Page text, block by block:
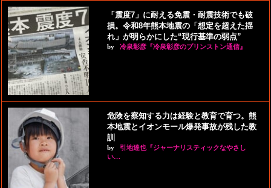
「震度7」に耐える免震・耐震技術でも破
損。令和8年熊本地震の「想定を超えた揺
れ」が明らかにした“現行基準の弱点”
by 冷泉彰彦『冷泉彰彦のプリンストン通信』
危険を察知する力は経験と教育で育つ。熊
本地震とイオンモール爆発事故が残した教
訓
by
引地達也『ジャーナリスティックなやさし
い…